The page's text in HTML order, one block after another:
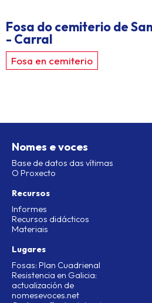
Fosa do cemiterio de
- Carral
Fosa en cemiterio
Nomes e voces
Base de datos das vítimas
O Proxecto
Recursos
Informes
Recursos didácticos
Materiais
Lugares
Fosas: Plan Cuadrienal
Resistencia en Galicia:
actualización de
nomesevoces.net